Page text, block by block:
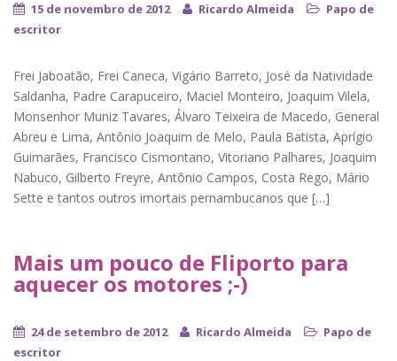
15 de novembro de 2012 Ricardo Almeida
Papo de
escritor
Frei Jaboatão, Frei Caneca, Vigário Barreto, José da Natividade
Saldanha, Padre Carapuceiro, Maciel Monteiro, Joaquim Vilela,
Monsenhor Muniz Tavares, Álvaro Teixeira de Macedo, General
Abreu e Lima, Antônio Joaquim de Melo, Paula Batista, Aprígio
Guimarães, Francisco Cismontano, Vitoriano Palhares, Joaquim
Nabuco, Gilberto Freyre, Antônio Campos, Costa Rego, Mário
Sette e tantos outros imortais pernambucanos que […]
Mais um pouco de Fliporto para
aquecer os motores ;-)
24 de setembro de 2012 Ricardo Almeida
Papo de
escritor